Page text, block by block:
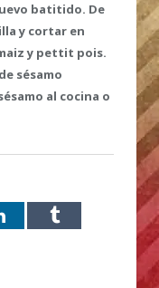
batitido. De
y cortar en
y pettit pois.
sésamo
al cocina o
LinkedInTumblr